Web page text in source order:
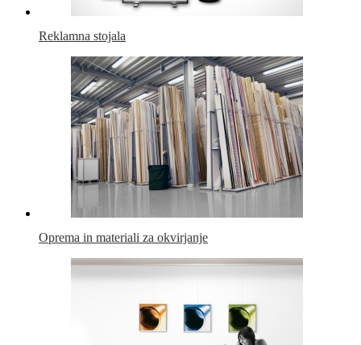
Reklamna stojala
Oprema in materiali za okvirjanje